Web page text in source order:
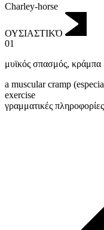
Charley-horse
ΟΥΣΙΑΣΤΙΚΌ
01
μυϊκός σπασμός, κράμπα
a muscular cramp
exercise
γραμματικές πληροφορίες